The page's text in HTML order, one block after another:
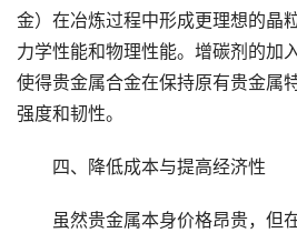
金）在冶炼过程中形成更理想的晶
力学性能和物理性能。增碳剂的加
使得贵金属合金在保持原有贵金属
强度和韧性。
四、降低成本与提高经济性
虽然贵金属本身价格昂贵，但